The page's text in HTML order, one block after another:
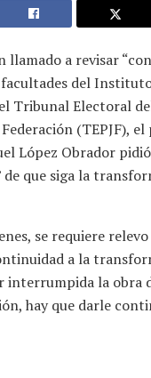
llamado a revisar
facultades del
Tribunal Electoral
(TEPJF),
López Obrador
de que siga la
se requiere
a la
interrumpida la obra
hay que darle